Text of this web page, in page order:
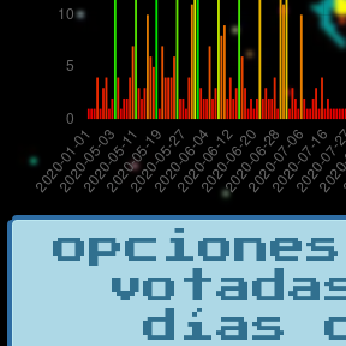
opciones
días